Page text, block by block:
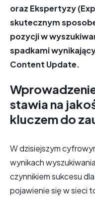
oraz Ekspertyzy
skutecznym
pozycji w
spadkami
Content Update.
stawia na
kluczem do
W dzisiejszym
wynikach
czynnikiem sukcesu
pojawienie się w sieci